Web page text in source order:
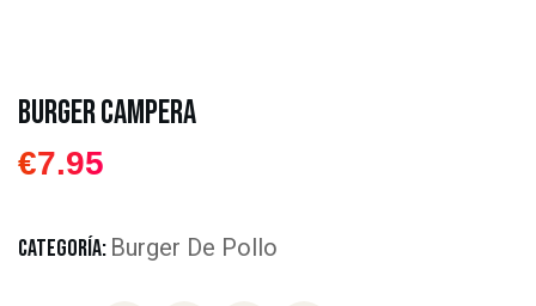
Burger Campera
€7.95
CATEGORÍA: Burger De Pollo